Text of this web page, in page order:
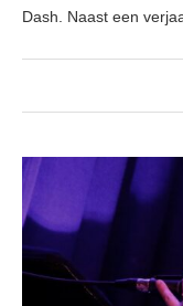
Dash. Naast een